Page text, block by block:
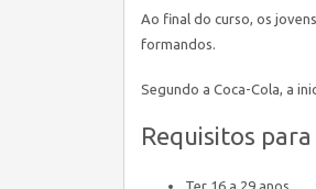
Ao final do curso, os
formandos.
Segundo a Coca-Cola, a
Requisitos
Ter 16 a 29 anos